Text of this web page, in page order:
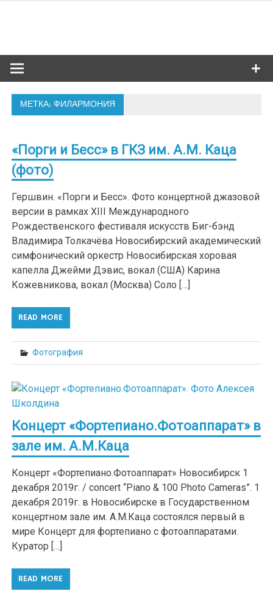
МЕТКА: ФИЛАРМОНИЯ
«Порги и Бесс» в ГКЗ им. А.М. Каца
(фото)
Гершвин. «Порги и Бесс». Фото концертной джазовой
версии в рамках XIII Международного
Рождественского фестиваля искусств Биг-бэнд
Владимира Толкачёва Новосибирский академический
симфонический оркестр Новосибирская хоровая
капелла Джейми Дэвис, вокал (США) Карина
Кожевникова, вокал (Москва) Соло […]
READ MORE
Фотография
Концерт «Фортепиано.Фотоаппарат» в
зале им. А.М.Каца
Концерт «Фортепиано.Фотоаппарат» Новосибирск 1
декабря 2019г. / concert “Piano & 100 Photo Cameras”. 1
декабря 2019г. в Новосибирске в Государственном
концертном зале им. А.М.Каца состоялся первый в
мире Концерт для фортепиано с фотоаппаратами.
Куратор […]
READ MORE